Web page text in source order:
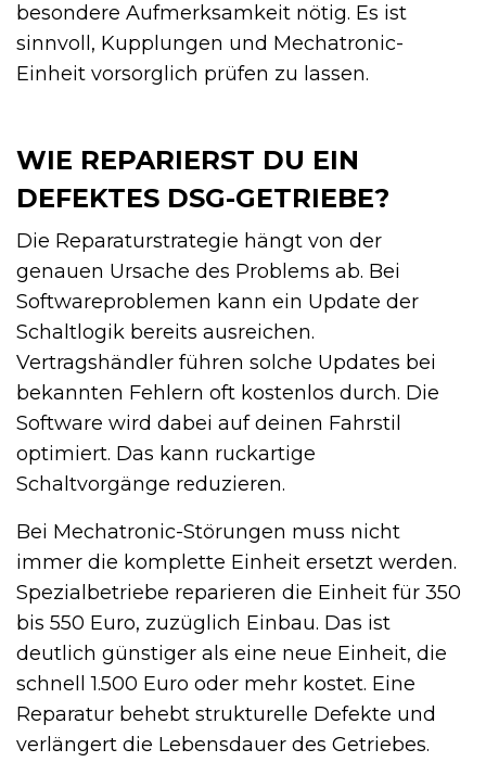
besondere Aufmerksamkeit nötig. Es ist
sinnvoll, Kupplungen und Mechatronic-
Einheit vorsorglich prüfen zu lassen.
WIE REPARIERST DU EIN
DEFEKTES DSG-GETRIEBE?
Die Reparaturstrategie hängt von der
genauen Ursache des Problems ab. Bei
Softwareproblemen kann ein Update der
Schaltlogik bereits ausreichen.
Vertragshändler führen solche Updates bei
bekannten Fehlern oft kostenlos durch. Die
Software wird dabei auf deinen Fahrstil
optimiert. Das kann ruckartige
Schaltvorgänge reduzieren.
Bei Mechatronic-Störungen muss nicht
immer die komplette Einheit ersetzt werden.
Spezialbetriebe reparieren die Einheit für 350
bis 550 Euro, zuzüglich Einbau. Das ist
deutlich günstiger als eine neue Einheit, die
schnell 1.500 Euro oder mehr kostet. Eine
Reparatur behebt strukturelle Defekte und
verlängert die Lebensdauer des Getriebes.